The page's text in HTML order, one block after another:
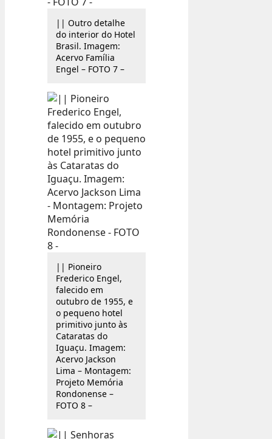
|| Outro detalhe
do interior do Hotel
Brasil. Imagem:
Acervo Família
Engel – FOTO 7 –
|| Pioneiro
Frederico Engel,
falecido em
outubro de 1955, e
o pequeno hotel
primitivo junto às
Cataratas do
Iguaçu. Imagem:
Acervo Jackson
Lima – Montagem:
Projeto Memória
Rondonense –
FOTO 8 –